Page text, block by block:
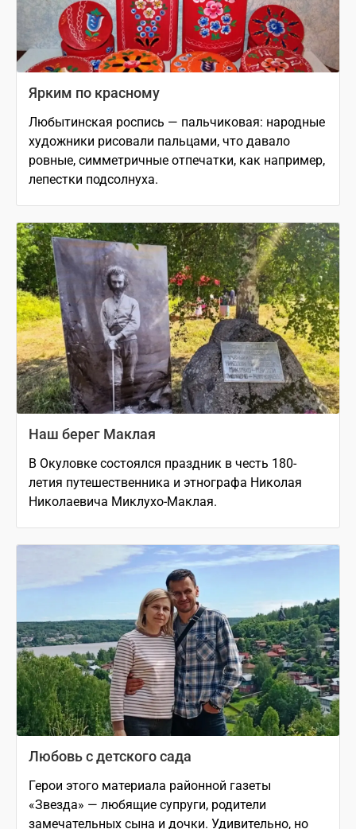
Ярким по красному
Любытинская роспись — пальчиковая: народные
художники рисовали пальцами, что давало
ровные, симметричные отпечатки, как например,
лепестки подсолнуха.
Наш берег Маклая
В Окуловке состоялся праздник в честь 180-
летия путешественника и этнографа Николая
Николаевича Миклухо-Маклая.
Любовь с детского сада
Герои этого материала районной газеты
«Звезда» — любящие супруги, родители
замечательных сына и дочки. Удивительно, но